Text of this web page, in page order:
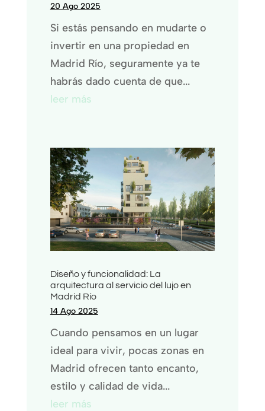
20 Ago 2025
Si estás pensando en mudarte o
invertir en una propiedad en
Madrid Río, seguramente ya te
habrás dado cuenta de que...
leer más
Diseño y funcionalidad: La
arquitectura al servicio del lujo en
Madrid Río
14 Ago 2025
Cuando pensamos en un lugar
ideal para vivir, pocas zonas en
Madrid ofrecen tanto encanto,
estilo y calidad de vida...
leer más